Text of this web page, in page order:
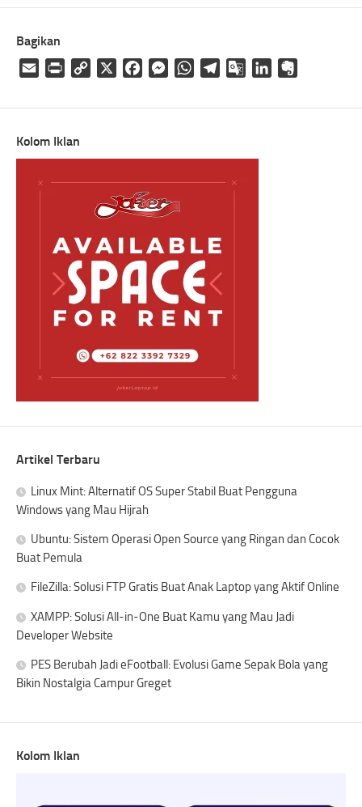
Bagikan
Email
Print
Copy
FacebookMessengerWhatsAppTelegramGoogleLinkedIn
Kolom Iklan
Artikel Terbaru
Linux Mint: Alternatif OS Super Stabil Buat Pengguna
Windows yang Mau Hijrah
Ubuntu: Sistem Operasi Open Source yang Ringan dan Cocok
Buat Pemula
FileZilla: Solusi FTP Gratis Buat Anak Laptop yang Aktif Online
XAMPP: Solusi All-in-One Buat Kamu yang Mau Jadi
Developer Website
PES Berubah Jadi eFootball: Evolusi Game Sepak Bola yang
Bikin Nostalgia Campur Greget
Kolom Iklan